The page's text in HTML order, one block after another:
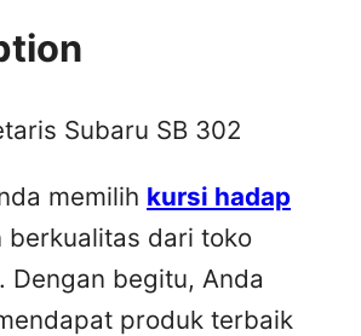
Subaru SB 302
memilih kursi hadap
berkualitas dari toko
Dengan begitu, Anda
produk terbaik